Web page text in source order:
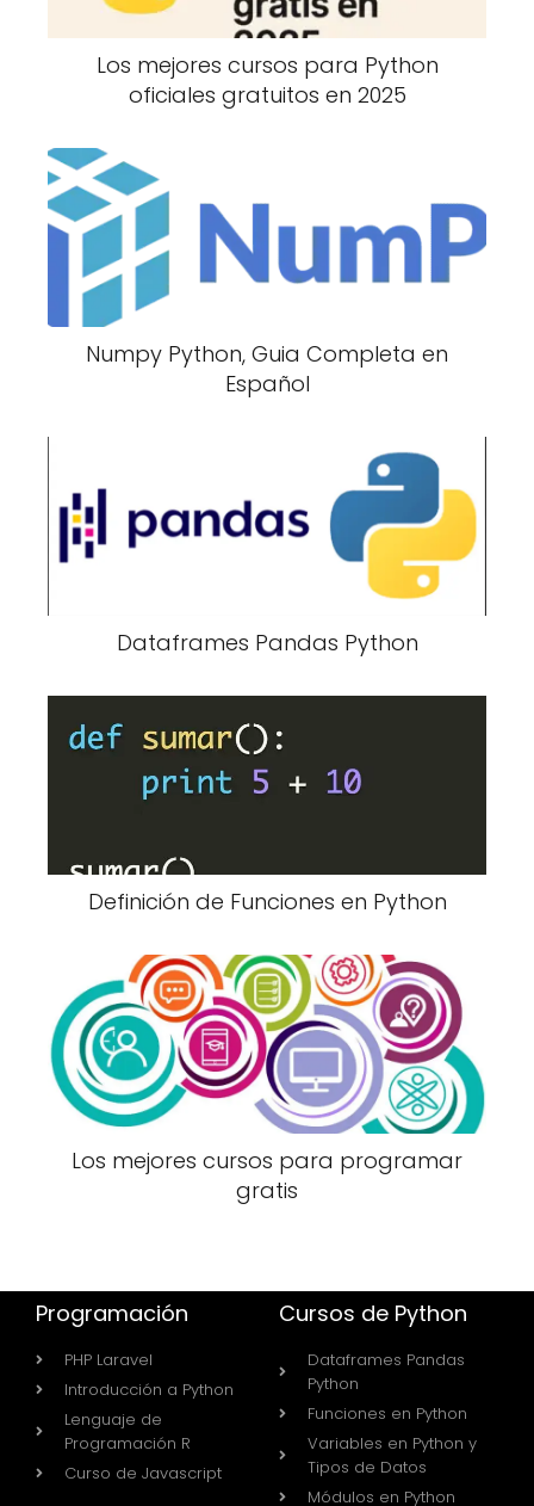
Los mejores cursos para Python
oficiales gratuitos en 2025
Numpy Python, Guia Completa en
Español
Dataframes Pandas Python
Definición de Funciones en Python
Los mejores cursos para programar
gratis
Programación
PHP Laravel
Introducción a Python
Lenguaje de
Programación R
Curso de Javascript
Cursos de Python
Dataframes Pandas
Python
Funciones en Python
Variables en Python y
Tipos de Datos
Módulos en Python